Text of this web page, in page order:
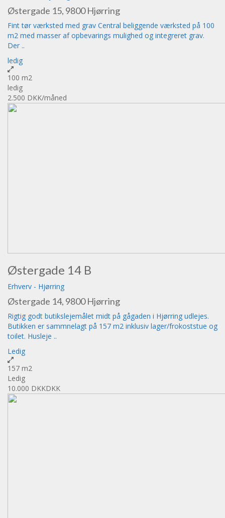
Østergade 15, 9800 Hjørring
Fint tør værksted med grav Central beliggende værksted på 100
m2 med masser af opbevarings mulighed og integreret grav.
Der ..
ledig
100 m2
ledig
2.500 DKK/måned
Østergade 14 B
Erhverv - Hjørring
Østergade 14, 9800 Hjørring
Rigtig godt butikslejemålet midt på gågaden i Hjørring udlejes.
Butikken er sammnelagt på 157 m2 inklusiv lager/frokoststue og
toilet. Husleje ..
Ledig
157 m2
Ledig
10.000 DKKDKK